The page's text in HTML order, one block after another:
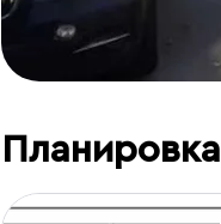
Планировка